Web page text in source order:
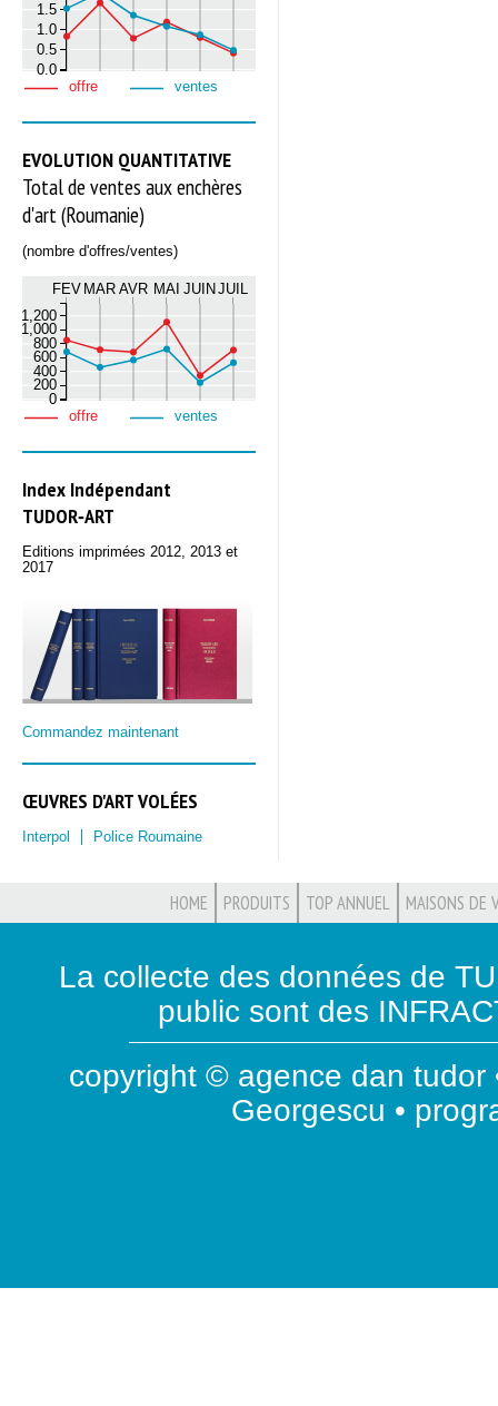
0.0
0.5
1.0
1.5
offre ventes
EVOLUTION QUANTITATIVE
Total de ventes aux enchères
d'art (Roumanie)
(nombre d'offres/ventes)
FEV MAR AVR MAI JUIN JUIL
0
200
400
600
800
1,000
1,200
offre ventes
Index Indépendant
TUDOR‑ART
Editions imprimées 2012, 2013 et
2017
Commandez maintenant
ŒUVRES D'ART VOLÉES
Interpol Police Roumaine
HOME PRODUITS TOP ANNUEL MAISONS DE
La collecte des données de
public sont des
copyright © agence dan tudor
Georgescu •